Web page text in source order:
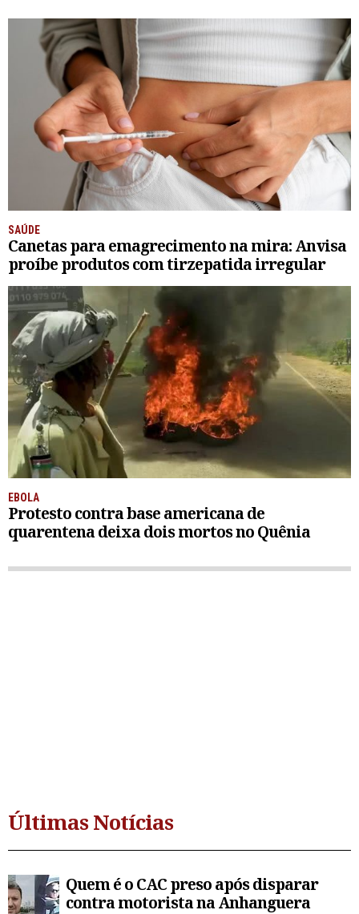
SAÚDE
Canetas para emagrecimento na mira: Anvisa
proíbe produtos com tirzepatida irregular
EBOLA
Protesto contra base americana de
quarentena deixa dois mortos no Quênia
Últimas Notícias
Quem é o CAC preso após disparar
contra motorista na Anhanguera